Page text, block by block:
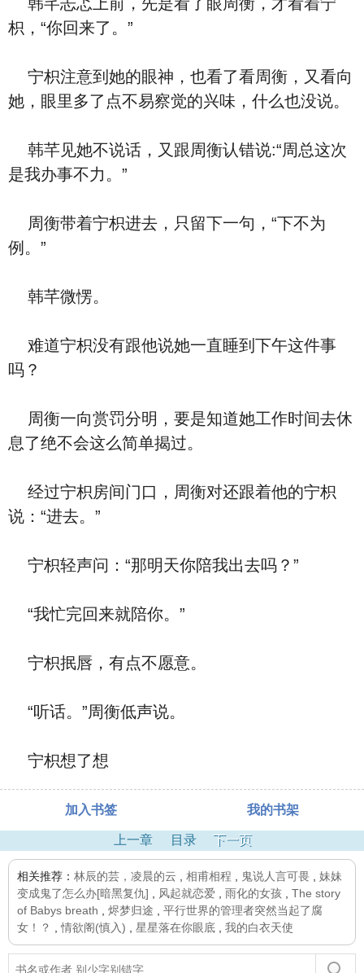
枳，“你回来了。”
宁枳注意到她的眼神，也看了看周衡，又看向
她，眼里多了点不易察觉的兴味，什么也没说。
韩芊见她不说话，又跟周衡认错说:“周总这次
是我办事不力。”
周衡带着宁枳进去，只留下一句，“下不为
例。”
韩芊微愣。
难道宁枳没有跟他说她一直睡到下午这件事
吗？
周衡一向赏罚分明，要是知道她工作时间去休
息了绝不会这么简单揭过。
经过宁枳房间门口，周衡对还跟着他的宁枳
说：“进去。”
宁枳轻声问：“那明天你陪我出去吗？”
“我忙完回来就陪你。”
宁枳抿唇，有点不愿意。
“听话。”周衡低声说。
宁枳想了想
加入书签 我的书架
上一章 目录 下一页
相关推荐： 林辰的芸，凌晨的云 相甫相程 鬼说人言可畏
妹妹
变成鬼了怎么办[暗黑复仇]
风起就恋爱 雨化的女孩
The story
of Babys breath
烬梦归途
平行世界的管理者突然当起了腐
女！？
,情欲阁(慎入) 星星落在你眼底 我的白衣天使